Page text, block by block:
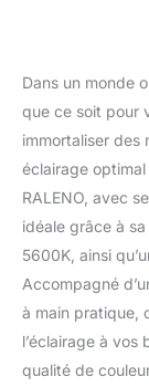
Dans un monde
que ce soit pour
immortaliser des
éclairage
RALENO, avec
idéale grâce à
5600K, ainsi
Accompagné
à main pratique,
l’éclairage à
qualité de